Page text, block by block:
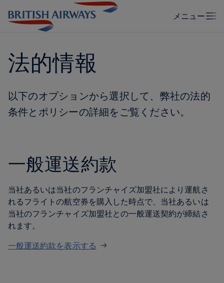
法的情報
以下のオプションから選択して、弊社の法的
条件とポリシーの詳細をご覧ください。
一般運送約款
当社あるいは当社のフランチャイズ加盟社により運航さ
れるフライトの航空券を購入した時点で、当社あるいは
当社のフランチャイズ加盟社との一般運送契約が締結さ
れます。
一般運送約款を表示する